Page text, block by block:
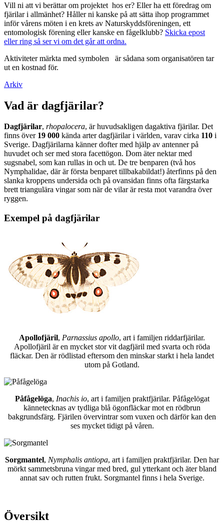
Vill ni att vi berättar om projektet hos er? Eller ha ett föredrag om
fjärilar i allmänhet? Håller ni kanske på att sätta ihop programmet
inför vårens möten i en krets av Naturskyddsföreningen, ett
entomologisk förening eller kanske en fågelklubb? Skicka epost
eller ring så ser vi om det går att ordna.
Aktiviteter märkta med symbolen
är sådana som organisatören tar
ut en kostnad för.
Arkiv
Vad är dagfjärilar?
Dagfjärilar, rhopalocera, är huvudsakligen dagaktiva fjärilar. Det
finns över 19 000 kända arter dagfjärilar i världen, varav cirka 110 i
Sverige. Dagfjärilarna känner dofter med hjälp av antenner på
huvudet och ser med stora facettögon. Dom äter nektar med
sugsnabel, som kan rullas in och ut. De tre benparen (två hos
Nymphalidae, där är första benparet tillbakabildat!) återfinns på den
slanka kroppens undersida och på ovansidan finns ofta färgstarka
brett triangulära vingar som när de vilar är resta mot varandra över
ryggen.
Exempel på dagfjärilar
Apollofjäril, Parnassius apollo, art i familjen riddarfjärilar.
Apollofjäril är en mycket stor vit dagfjäril med svarta och röda
fläckar. Den är rödlistad eftersom den minskar starkt i hela landet
utom på Gotland.
Påfågelöga, Inachis io, art i familjen praktfjärilar. Påfågelögat
kännetecknas av tydliga blå ögonfläckar mot en rödbrun
bakgrundsfärg. Fjärilen övervintrar som vuxen och därför kan den
ses mycket tidigt på våren.
Sorgmantel, Nymphalis antiopa, art i familjen praktfjärilar. Den har
mörkt sammetsbruna vingar med bred, gul ytterkant och äter bland
annat sav och rutten frukt. Sorgmantel finns i hela Sverige.
Översikt